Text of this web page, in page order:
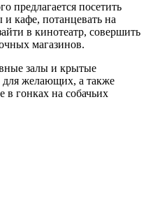
предлагается посетить
кафе, потанцевать на
в кинотеатр, совершить
магазинов.
залы и крытые
для желающих, а также
в гонках на собачьих